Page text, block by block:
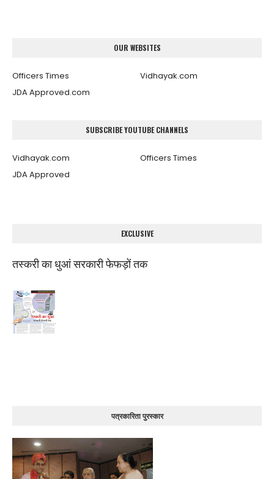
OUR WEBSITES
Officers Times
Vidhayak.com
JDA Approved.com
SUBSCRIBE YOUTUBE CHANNELS
Vidhayak.com
Officers Times
JDA Approved
EXCLUSIVE
तस्करी का धुआं सरकारी फेफड़ों तक
पत्रकारिता पुरस्कार